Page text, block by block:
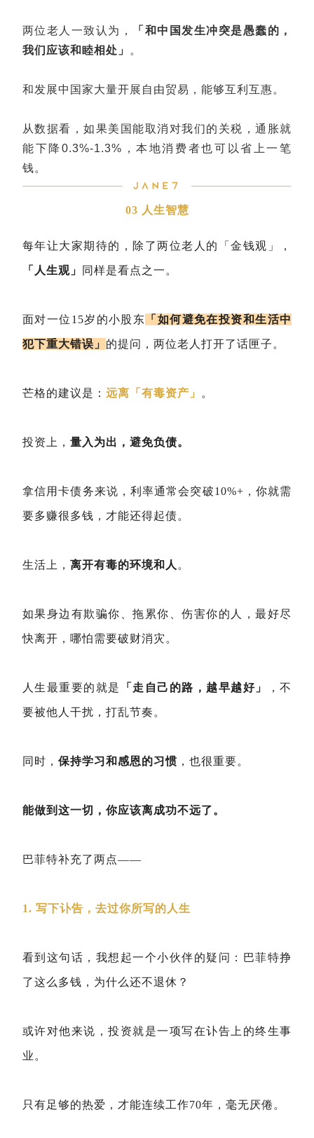
两位老人一致认为，
「和中国发生冲突是愚蠢的，
我们应该和睦相处」
。
和发展中国家大量开展自由贸易，能够互利互惠。
从数据看，如果美国能取消对我们的关税，通胀就
能下降0.3%-1.3%，本地消费者也可以省上一笔
钱。
03 人生智慧
每年让大家期待的，除了两位老人的「金钱观」，
「人生观」 同样是看点之一。
面对一位15岁的小股东 「如何避免在投资和生活中
犯下重大错误」 的提问，两位老人打开了话匣子。
芒格的建议是： 远离「有毒资产」 。
投资上， 量入为出，避免负债。
拿信用卡债务来说，利率通常会突破10%+，你就需
要多赚很多钱，才能还得起债。
生活上， 离开有毒的环境和人 。
如果身边有欺骗你、拖累你、伤害你的人，最好尽
快离开，哪怕需要破财消灾。
人生最重要的就是 「走自己的路，越早越好」 ，不
要被他人干扰，打乱节奏。
同时， 保持学习和感恩的习惯 ，也很重要。
能做到这一切，你应该离成功不远了。
巴菲特补充了两点——
1. 写下讣告，去过你所写的人生
看到这句话，我想起一个小伙伴的疑问：巴菲特挣
了这么多钱，为什么还不退休？
或许对他来说，投资就是一项写在讣告上的终生事
业。
只有足够的热爱，才能连续工作70年，毫无厌倦。